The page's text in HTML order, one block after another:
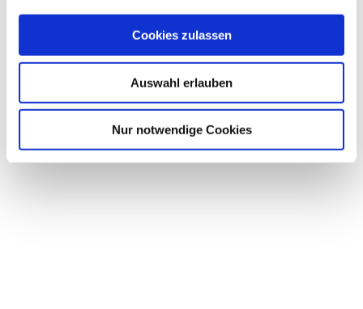
Cookies zulassen
Auswahl erlauben
Nur notwendige Cookies